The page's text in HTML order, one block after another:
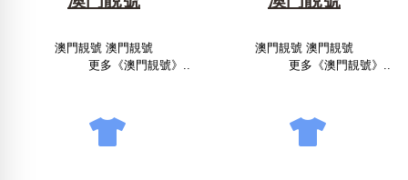
澳門靚號 澳門靚號
更多《澳門靚號》..
澳門靚號 澳門靚號
更多《澳門靚號》..